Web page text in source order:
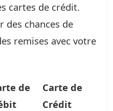
cartes de crédit.
des chances de
remises avec votre
de
Carte de
Crédit